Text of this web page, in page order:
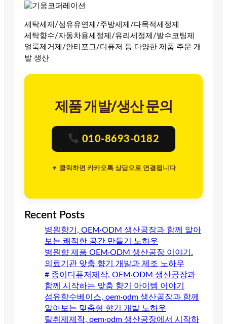
세탁세제/섬유유연제/주방세제/다목적세정제
세탁향수/자동차용세정제/유리세정제/발수코팅제
얼룩제거제/안티포그/디퓨저 등 다양한 제품 주문 개
발 생산
제품 개발/생산 문의
010-8693-0182
▼ 클릭하면 카카오톡 상담으로 연결됩니다
Recent Posts
병원향기, OEM·ODM 생산공장과 함께 알아
보는 쾌적한 공간 만들기 노하우
병원향 제품 OEM·ODM 생산공장 이야기.
의료기관 맞춤 향기 개발과 제조 노하우
# 종이디퓨저제작, OEM·ODM 생산공장과
함께 시작하는 맞춤 향기 아이템 이야기
섬유향수베이스, oem·odm 생산공장과 함께
알아보는 맞춤형 향기 개발 노하우
탈취제제작, oem·odm 생산공장에서 시작하